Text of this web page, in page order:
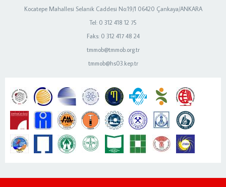
Kocatepe Mahallesi Selanik Caddesi No:19/1 06420 Çankaya/ANKARA
Tel: 0 312 418 12 75
Faks: 0 312 417 48 24
tmmob@tmmob.org.tr
tmmob@hs03.kep.tr